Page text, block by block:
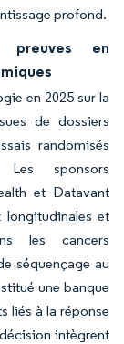
profond.
preuves en
en 2025 sur la
de dossiers
randomisés
sponsors
et Datavant
longitudinales et
les cancers
séquençage au
une banque
liés à la réponse
intègrent